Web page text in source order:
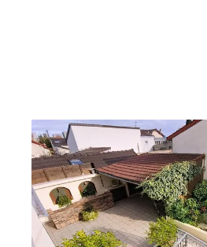
ST DENIS 93
177 m2, 6 pièces
Ref : 9346
Maison à vendre
442 000 €